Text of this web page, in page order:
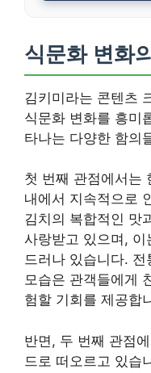
식문화 변화
김키미라는 콘텐츠
식문화 변화를 흥미
타나는 다양한 함의
첫 번째 관점에서는
내에서 지속적으로
김치의 복합적인 맛
사랑받고 있으며,
드러나 있습니다.
모습은 관객들에게
험할 기회를 제공합
반면, 두 번째 관점
드로 떠오르고 있습